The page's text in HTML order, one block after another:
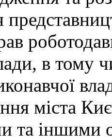
в тому
міста
та іншими